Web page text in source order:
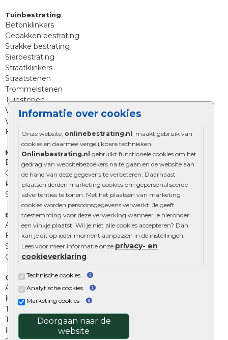
Informatie over cookies
Onze website, onlinebestrating.nl
, maakt gebruik van
cookies en daarmee vergelijkbare technieken.
Onlinebestrating.nl gebruikt functionele cookies om het
gedrag van websitebezoekers na te gaan en de website aan
de hand van deze gegevens te verbeteren. Daarnaast
plaatsen derden marketing cookies om gepersonaliseerde
advertenties te tonen. Met het plaatsen van marketing
cookies worden persoonsgegevens verwerkt. Je geeft
toestemming voor deze verwerking wanneer je hieronder
een vinkje plaatst. Wil je niet alle cookies accepteren? Dan
kan je dit op ieder moment aanpassen in de instellingen.
Lees voor meer informatie onze privacy- en
cookieverklaring
Technische cookies
Analytische cookies
Marketing cookies
Doorgaan naar de
website
Tuinbestrating
Betonklinkers
Gebakken bestrating
Strakke bestrating
Sierbestrating
Straatklinkers
Straatstenen
Trommelstenen
Tuinstenen
Waalformaat
Wildverband bestrating
Kingstones
Muurelementen
Betonbielzen
Opsluitbanden
Palissades
Stapelblokken
Extra benodigdheden
Afwatering en diversen
Beplantings en betonelementen
Split, grind en zand
Oprit tegels
Overig
Aanbiedingen
Kunstgras
Tuintegels outlet
Terrastegels leggen
Hoe richt ik een landelijke tuin in?